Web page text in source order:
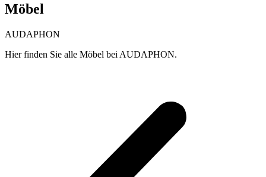
Möbel
AUDAPHON
Hier finden Sie alle Möbel bei AUDAPHON.